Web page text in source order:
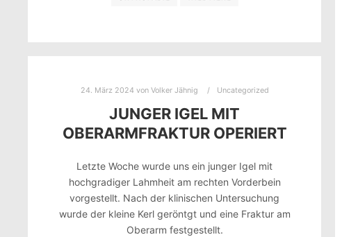
24. März 2024 von Volker Jähnig Uncategorized
JUNGER IGEL MIT
OBERARMFRAKTUR OPERIERT
Letzte Woche wurde uns ein junger Igel mit
hochgradiger Lahmheit am rechten Vorderbein
vorgestellt. Nach der klinischen Untersuchung
wurde der kleine Kerl geröntgt und eine Fraktur am
Oberarm festgestellt.